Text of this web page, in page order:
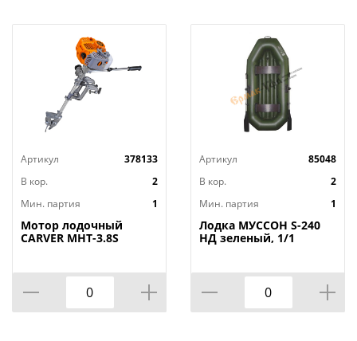
Артикул
378133
В кор.
2
Мин. партия
1
Мотор лодочный
CARVER MHT-3.8S
Артикул
85048
В кор.
2
Мин. партия
1
Лодка МУССОН S-240
НД зеленый, 1/1